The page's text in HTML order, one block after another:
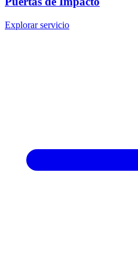
Explorar servicio